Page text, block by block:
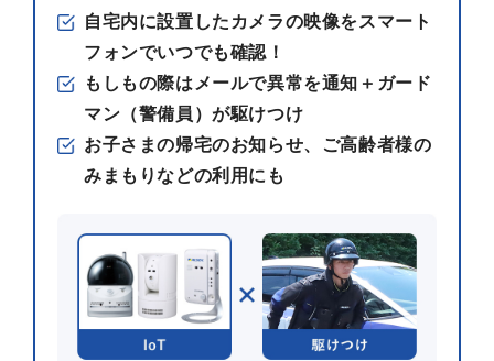
自宅内に設置したカメラの映像をスマート
フォンでいつでも確認！
もしもの際はメールで異常を通知＋ガード
マン（警備員）が駆けつけ
お子さまの帰宅のお知らせ、ご高齢者様の
みまもりなどの利用にも